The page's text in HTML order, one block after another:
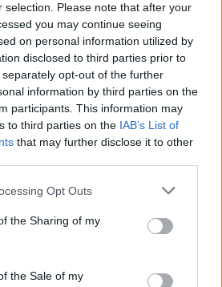
selection. Please note that after your
you may continue seeing
on personal information utilized by
disclosed to third parties prior to
opt-out of the further
information by third parties on the
participants. This information may
to third parties on the IAB’s List of
that may further disclose it to other
app uses one or more Google
usage behaviour. You may click to
Google and its third-party tags to
specified purposes in below Google
Opt Outs
the Sharing of my
the Sale of my
Viajar365.com